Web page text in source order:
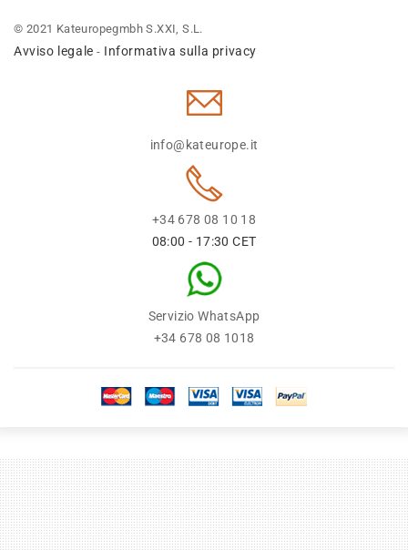
© 2021 Kateuropegmbh S.XXI, S.L.
Avviso legale - Informativa sulla privacy
info@kateurope.it
+34 678 08 10 18
08:00 - 17:30 CET
Servizio WhatsApp
+34 678 08 1018